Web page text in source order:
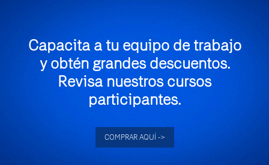
Capacita a tu equipo de trabajo
y obtén grandes descuentos.
Revisa nuestros cursos
participantes.
COMPRAR AQUÍ ->